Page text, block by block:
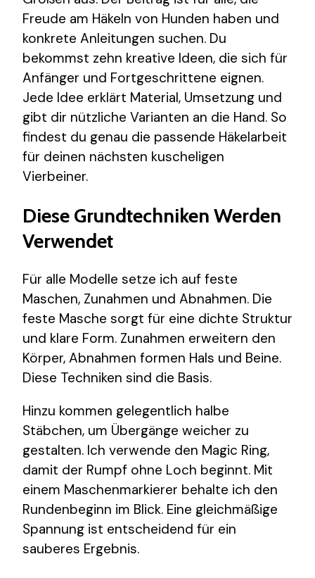
Freude am Häkeln von Hunden haben und
konkrete Anleitungen suchen. Du
bekommst zehn kreative Ideen, die sich für
Anfänger und Fortgeschrittene eignen.
Jede Idee erklärt Material, Umsetzung und
gibt dir nützliche Varianten an die Hand. So
findest du genau die passende Häkelarbeit
für deinen nächsten kuscheligen
Vierbeiner.
Diese Grundtechniken Werden
Verwendet
Für alle Modelle setze ich auf feste
Maschen, Zunahmen und Abnahmen. Die
feste Masche sorgt für eine dichte Struktur
und klare Form. Zunahmen erweitern den
Körper, Abnahmen formen Hals und Beine.
Diese Techniken sind die Basis.
Hinzu kommen gelegentlich halbe
Stäbchen, um Übergänge weicher zu
gestalten. Ich verwende den Magic Ring,
damit der Rumpf ohne Loch beginnt. Mit
einem Maschenmarkierer behalte ich den
Rundenbeginn im Blick. Eine gleichmäßige
Spannung ist entscheidend für ein
sauberes Ergebnis.